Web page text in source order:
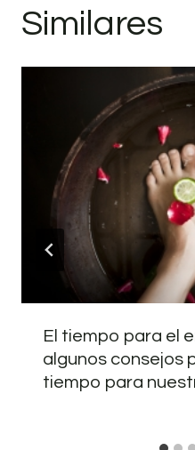
Similares
El tiempo para el
algunos consejos
tiempo para